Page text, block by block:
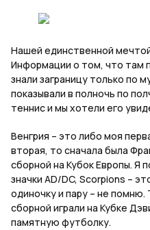
Нашей единственной
Информации о том, что там
знали заграницу только по
показывали в полночь по
теннис и мы хотели его
Венгрия – это либо моя
вторая, то сначала была
сборной на Кубок Европы. Я
значки AD/DC, Scorpions –
одиночку и пару – не помню.
сборной играли на Кубке
памятную футболку.